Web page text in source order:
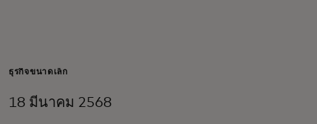
สำหรับธุรกิจ
ธุรกิจขนาดเล็ก
18 มีนาคม 2568